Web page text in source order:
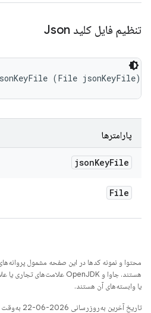
تنظیم فایل کلید Json
(File jsonKeyFile)
پارامترها
jsonKeyFile
File
محتوا و نمونه کدها در این صفحه مشمول
یا وابسته‌های آن هستند.
تاریخ آخرین به‌روزرسانی 2026-06-22 به‌وقت ساعت هماهنگ جهانی.